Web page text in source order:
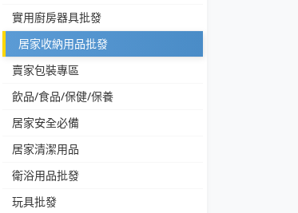
實用廚房器具批發
居家收納用品批發
賣家包裝專區
飲品/食品/保健/保養
居家安全必備
居家清潔用品
衛浴用品批發
玩具批發